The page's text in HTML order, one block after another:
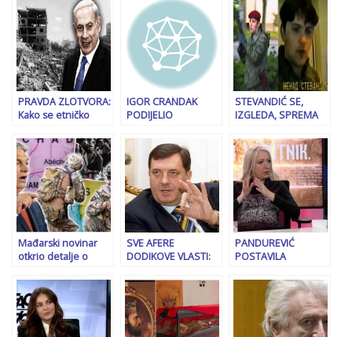
PRAVDA ZLOTVORA:
Kako se etničko
normalizira pred
svijetom koji šuti…
IGOR CRANDAK
PODIJELIO
građane RS-a da
ovo pažljivo
pročitaju (FOTO)
STEVANDIĆ SE,
IZGLEDA, SPREMA
oklijevaju, i kad se
pravi i kad se brani
Republika Srpska!”
Mađarski novinar
otkrio detalje o
Dodika: Hrvatska
bila spremna
spriječiti
krijumčarenje
SVE AFERE
DODIKOVE VLASTI:
prevare…
PANDUREVIĆ
POSTAVILA
DODIKU: “On je već
bio u zatvoru tokom
rata i zato ima
traume, iz pritvora